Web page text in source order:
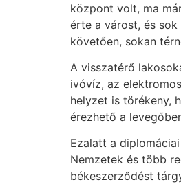
központ volt, ma
érte a várost, és
követően, sokan
A visszatérő
ivóvíz, az
helyzet is törékeny,
érezhető a
Ezalatt a
Nemzetek és több
békeszerződést